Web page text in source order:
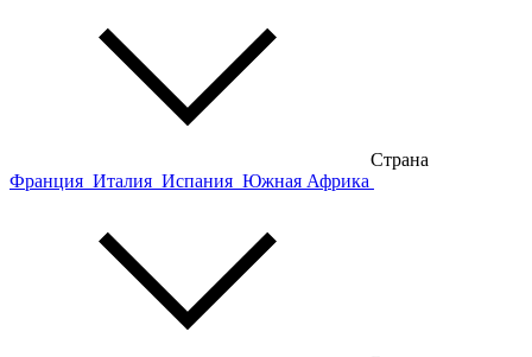
Страна
Франция Италия Испания Южная Африка